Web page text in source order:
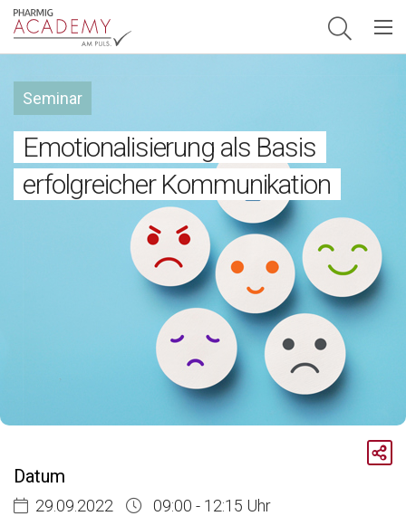
Hauptnavigation
Seminar
Emotionalisierung als Basis
erfolgreicher Kommunikation
Emotionalisierung als Basis erfolgreicher Kommunikation
Datum
29.09.2022 09:00 - 12:15 Uhr